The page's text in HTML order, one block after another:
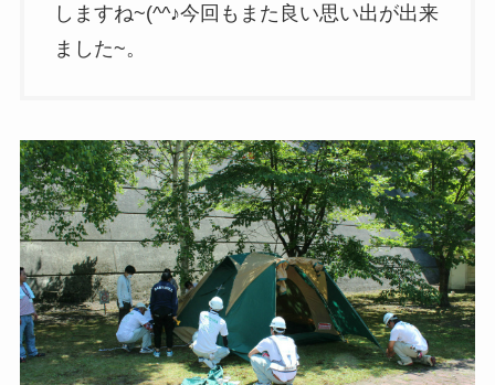
しますね~(^^♪今回もまた良い思い出が出来
ました~。